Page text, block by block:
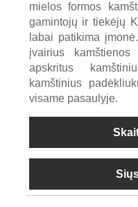
mielos formos
gamintojų ir tiekėjų
labai patikima
įvairius
apskritus
kamštinius
visame pasaulyje.